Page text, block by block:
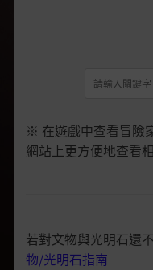
※ 在遊戲中查看冒險
網站上更方便地查看
若對文物與光明石還
物/光明石指南